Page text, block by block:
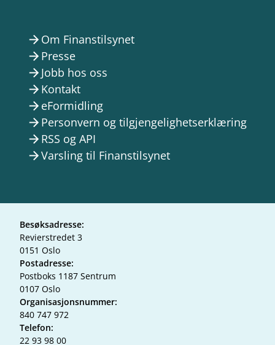
arrow_forward Om Finanstilsynet
arrow_forward Presse
arrow_forward Jobb hos oss
arrow_forward Kontakt
arrow_forward eFormidling
arrow_forward Personvern og tilgjengelighetserklæring
arrow_forward RSS og API
arrow_forwardVarsling til Finanstilsynet
Besøksadresse:
Revierstredet 3
0151 Oslo
Postadresse:
Postboks 1187 Sentrum
0107 Oslo
Organisasjonsnummer:
840 747 972
Telefon:
22 93 98 00